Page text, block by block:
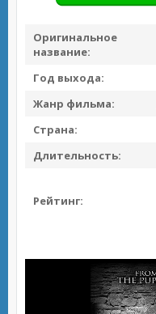
Оригинальное
название:
Год выхода:
Жанр фильма:
Страна:
Длительность:
Рейтинг: